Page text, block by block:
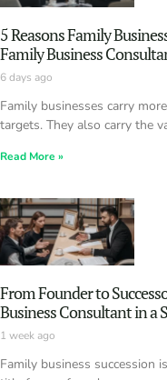
5 Reasons Family
Family Business
6 days ago
Family businesses carry
targets. They also carry the
Read More »
From Founder to
Business Consultant in a
1 week ago
Family business succession